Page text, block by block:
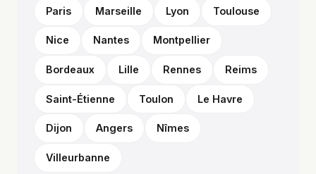
Paris Marseille Lyon Toulouse
Nice Nantes Montpellier
Bordeaux Lille Rennes Reims
Saint-Étienne Toulon Le Havre
Dijon Angers Nîmes
Villeurbanne